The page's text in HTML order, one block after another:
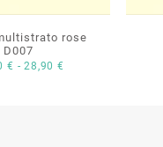
rose
D007
€ - 28,90€